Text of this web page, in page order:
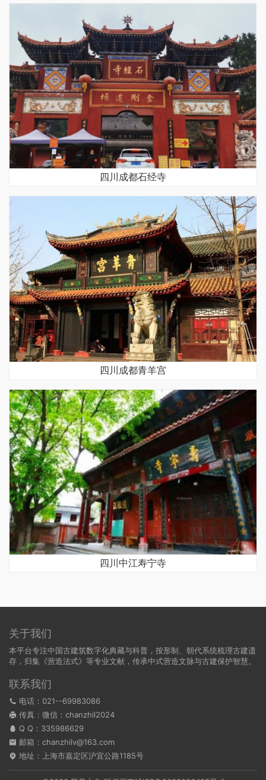
四川成都石经寺
四川成都青羊宫
四川中江寿宁寺
关于我们
本平台专注中国古建筑数字化典藏与科普，按形制、朝代系统梳理古建遗
存，归集《营造法式》等专业文献，传承中式营造文脉与古建保护智慧。
联系我们
电话：021--69983086
传真：微信：chanzhil2024
Q Q： 335986629
邮箱：chanzhilv@163.com
地址：上海市嘉定区沪宜公路1185号